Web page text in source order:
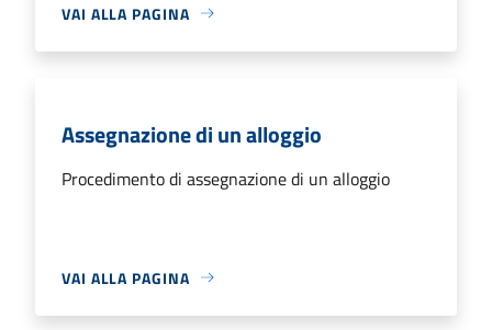
VAI ALLA PAGINA
Assegnazione di un alloggio
Procedimento di assegnazione di un alloggio
VAI ALLA PAGINA